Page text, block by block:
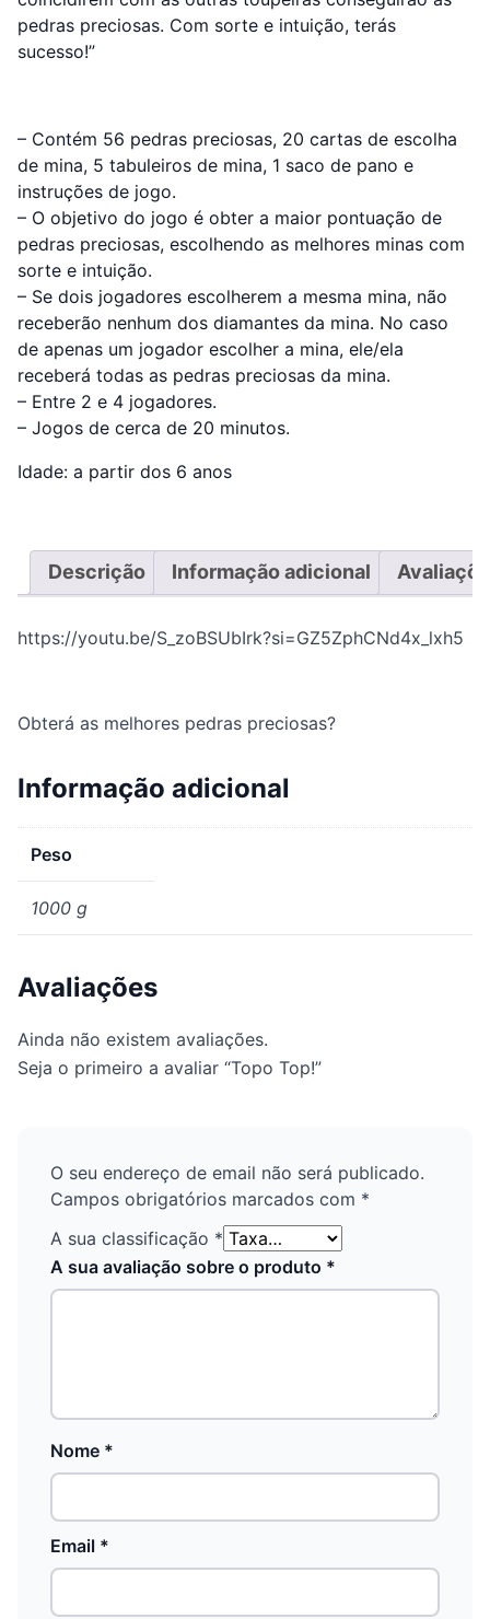
pedras preciosas. Com sorte e intuição, terás
sucesso!”
– Contém 56 pedras preciosas, 20 cartas de escolha
de mina, 5 tabuleiros de mina, 1 saco de pano e
instruções de jogo.
– O objetivo do jogo é obter a maior pontuação de
pedras preciosas, escolhendo as melhores minas com
sorte e intuição.
– Se dois jogadores escolherem a mesma mina, não
receberão nenhum dos diamantes da mina. No caso
de apenas um jogador escolher a mina, ele/ela
receberá todas as pedras preciosas da mina.
– Entre 2 e 4 jogadores.
– Jogos de cerca de 20 minutos.
Idade: a partir dos 6 anos
Descrição Informação adicional
https://youtu.be/S_zoBSUbIrk?si=GZ5ZphCNd4x_lxh5
Obterá as melhores pedras preciosas?
Informação adicional
Peso
1000 g
Avaliações
Ainda não existem avaliações.
Seja o primeiro a avaliar “Topo Top!”
O seu endereço de email não será publicado.
Campos obrigatórios marcados com *
A sua classificação *
A sua avaliação sobre o produto *
Nome *
Email *